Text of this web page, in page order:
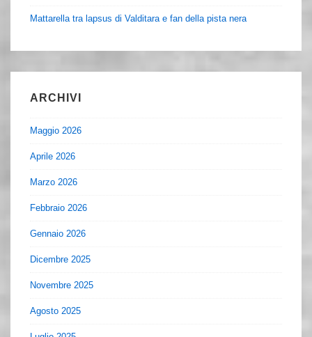
Mattarella tra lapsus di Valditara e fan della pista nera
ARCHIVI
Maggio 2026
Aprile 2026
Marzo 2026
Febbraio 2026
Gennaio 2026
Dicembre 2025
Novembre 2025
Agosto 2025